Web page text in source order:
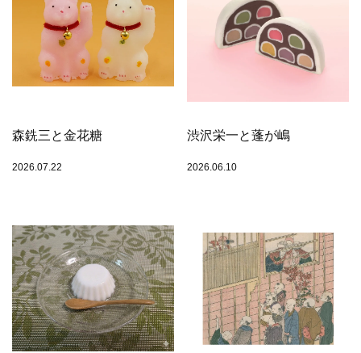
森銑三と金花糖
2026.07.22
渋沢栄一と蓬が嶋
2026.06.10